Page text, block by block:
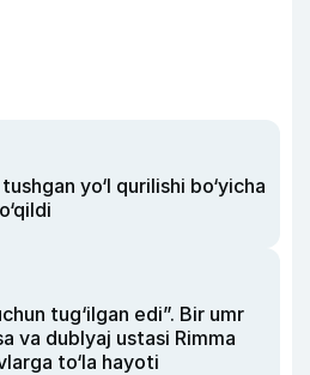
yo‘l qurilishi bo‘yicha
tug‘ilgan edi”. Bir umr
va dublyaj ustasi Rimma
to‘la hayoti